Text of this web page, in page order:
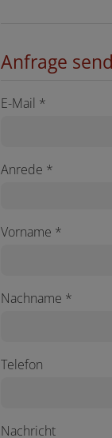
Anfrage
E-Mail
Anrede
Vorname
Nachname
Telefon
Nachricht